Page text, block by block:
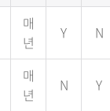
매
년
Y N
매
년
N Y